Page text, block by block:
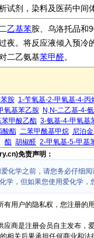
试剂，染料及医药中间
乙基苯胺、乌洛托品和
夜。将反应液倾入预冷
二乙氨基苯甲醛。
胺 1-苄氧基-2-甲氧基-4-丙
氧基苯乙胺 N,N-二乙基-4-
苯甲酸乙酯 3-氨基-4-甲氧基
酸酯 二苯甲酰基甲烷 尼泊
酯 胡椒醛 2-甲氧基-5-甲基
免责声明：
化学之前，请您务必仔细阅
学，但如果您使用爱化学，
有用户的隐私权，您注册的
应商是注册会员自主发布，
相关后果承担任何商业和法